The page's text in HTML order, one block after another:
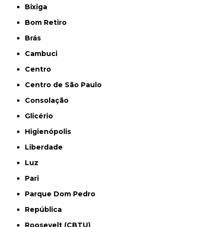
Bixiga
Bom Retiro
Brás
Cambuci
Centro
Centro de São Paulo
Consolação
Glicério
Higienópolis
Liberdade
Luz
Pari
Parque Dom Pedro
República
Roosevelt (CBTU)